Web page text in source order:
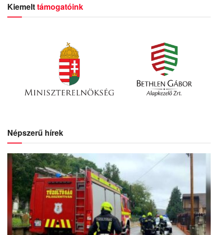
Kiemelttámogatóink
Népszerű hírek